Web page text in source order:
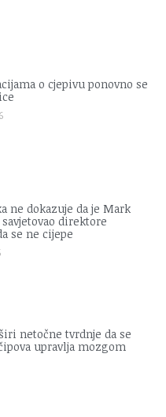
o cjepivu ponovno se
ne dokazuje da je Mark
direktore
se ne cijepe
netočne tvrdnje da se
upravlja mozgom